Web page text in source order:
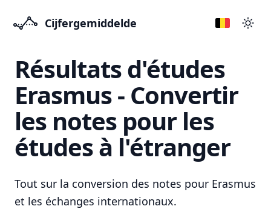
Cijfergemiddelde
Résultats d'études
Erasmus - Convertir
les notes pour les
études à l'étranger
Tout sur la conversion des notes pour Erasmus
et les échanges internationaux.